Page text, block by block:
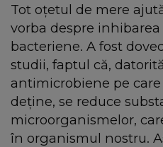
Tot oțetul de mere
vorba despre
bacteriene. A fost
studii, faptul că,
antimicrobiene pe
deține, se reduce
microorganismelor,
în organismul nostru.